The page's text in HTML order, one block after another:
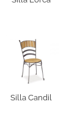
Silla Candil